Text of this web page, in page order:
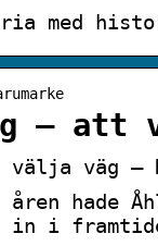
med
– att
väg –
åren hade
in i